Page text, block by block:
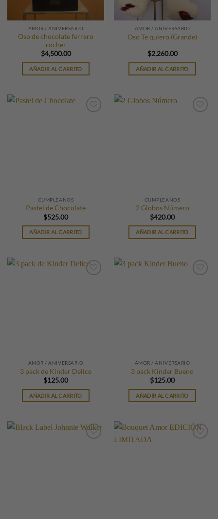
AMOR / ANIVERSARIO
Oso de chocolate ferrero
rocher
$4,500.00
AÑADIR AL CARRITO
AMOR / ANIVERSARIO
Oso Te quiero (Grande)
$2,260.00
AÑADIR AL CARRITO
CUMPLEAÑOS
Pastel de Chocolate
$525.00
AÑADIR AL CARRITO
CUMPLEAÑOS
2 Globos Número
$420.00
AÑADIR AL CARRITO
AMOR / ANIVERSARIO
3 pack de Kinder Delice
$125.00
AÑADIR AL CARRITO
AMOR / ANIVERSARIO
3 pack Kinder Bueno
$125.00
AÑADIR AL CARRITO